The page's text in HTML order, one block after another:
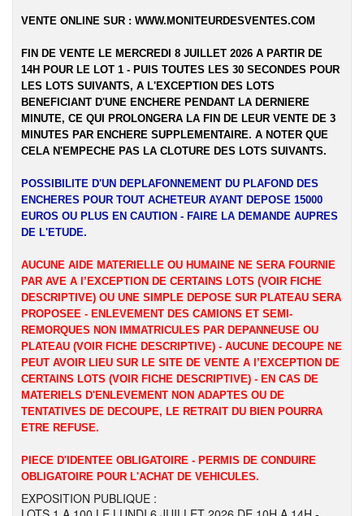
VENTE ONLINE SUR : WWW.MONITEURDESVENTES.COM
FIN DE VENTE LE MERCREDI 8 JUILLET 2026 A PARTIR DE
14H POUR LE LOT 1 - PUIS TOUTES LES 30 SECONDES POUR
LES LOTS SUIVANTS, A L'EXCEPTION DES LOTS
BENEFICIANT D'UNE ENCHERE PENDANT LA DERNIERE
MINUTE, CE QUI PROLONGERA LA FIN DE LEUR VENTE DE 3
MINUTES PAR ENCHERE SUPPLEMENTAIRE. A NOTER QUE
CELA N'EMPECHE PAS LA CLOTURE DES LOTS SUIVANTS.
POSSIBILITE D'UN DEPLAFONNEMENT DU PLAFOND DES
ENCHERES POUR TOUT ACHETEUR AYANT DEPOSE 15000
EUROS OU PLUS EN CAUTION - FAIRE LA DEMANDE AUPRES
DE L'ETUDE.
AUCUNE AIDE MATERIELLE OU HUMAINE NE SERA FOURNIE
PAR AVE A l’EXCEPTION DE CERTAINS LOTS (VOIR FICHE
DESCRIPTIVE) OU UNE SIMPLE DEPOSE SUR PLATEAU SERA
PROPOSEE - ENLEVEMENT DES CAMIONS ET SEMI-
REMORQUES NON IMMATRICULES PAR DEPANNEUSE OU
PLATEAU (VOIR FICHE DESCRIPTIVE) - AUCUNE DECOUPE NE
PEUT AVOIR LIEU SUR LE SITE DE VENTE A l’EXCEPTION DE
CERTAINS LOTS (VOIR FICHE DESCRIPTIVE) - EN CAS DE
MATERIELS D'ENLEVEMENT NON ADAPTES OU DE
TENTATIVES DE DECOUPE, LE RETRAIT DU BIEN POURRA
ETRE REFUSE.
PIECE D'IDENTEE OBLIGATOIRE - PERMIS DE CONDUIRE
OBLIGATOIRE POUR L'ACHAT DE VEHICULES.
EXPOSITION PUBLIQUE :